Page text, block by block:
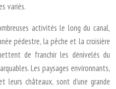
variés.
activités le long du canal,
pédestre, la pêche et la croisière
de franchir les dénivelés du
Les paysages environnants,
leurs châteaux, sont d’une grande